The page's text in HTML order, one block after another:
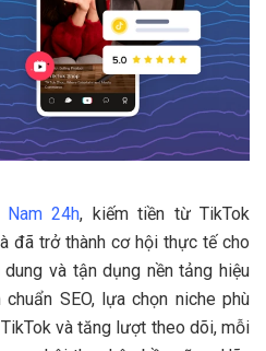
Nam 24h, kiếm tiền từ TikTok
đã trở thành cơ hội thực tế cho
và tận dụng nền tảng hiệu
SEO, lựa chọn niche phù
và tăng lượt theo dõi, mỗi